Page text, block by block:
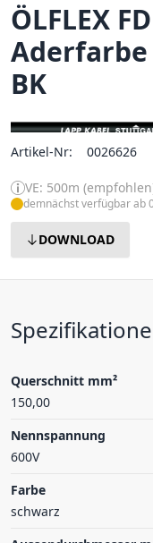
ÖLFLEX
BK
Artikel-Nr: 0026626
VE: 500m
demnächst verfügbar ab
DOWNLOAD
Querschnitt mm²
150,00
Nennspannung
600V
Farbe
schwarz